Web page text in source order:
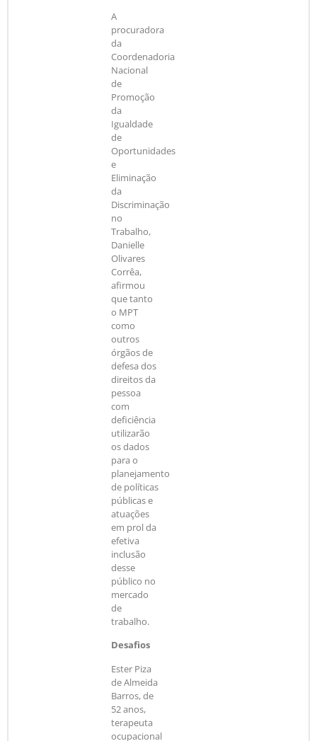
A
procuradora
da
Coordenadoria
Nacional
de
Promoção
da
Igualdade
de
Oportunidades
e
Eliminação
da
Discriminação
no
Trabalho,
Danielle
Olivares
Corrêa,
afirmou
que tanto
o MPT
como
outros
órgãos de
defesa dos
direitos da
pessoa
com
deficiência
utilizarão
os dados
para o
planejamento
de políticas
públicas e
atuações
em prol da
efetiva
inclusão
desse
público no
mercado
de
trabalho.
Desafios
Ester Piza
de Almeida
Barros, de
52 anos,
terapeuta
ocupacional